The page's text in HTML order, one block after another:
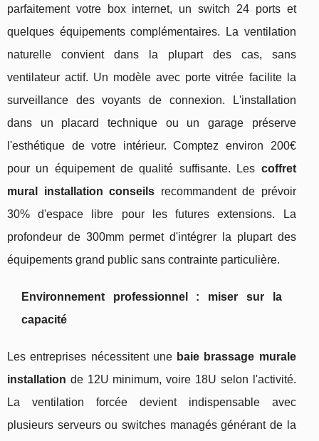
parfaitement votre box internet, un switch 24 ports et
quelques équipements complémentaires. La ventilation
naturelle convient dans la plupart des cas, sans
ventilateur actif. Un modèle avec porte vitrée facilite la
surveillance des voyants de connexion. L'installation
dans un placard technique ou un garage préserve
l'esthétique de votre intérieur. Comptez environ 200€
pour un équipement de qualité suffisante. Les coffret
mural installation conseils recommandent de prévoir
30% d'espace libre pour les futures extensions. La
profondeur de 300mm permet d'intégrer la plupart des
équipements grand public sans contrainte particulière.
Environnement professionnel : miser sur la
capacité
Les entreprises nécessitent une baie brassage murale
installation de 12U minimum, voire 18U selon l'activité.
La ventilation forcée devient indispensable avec
plusieurs serveurs ou switches managés générant de la